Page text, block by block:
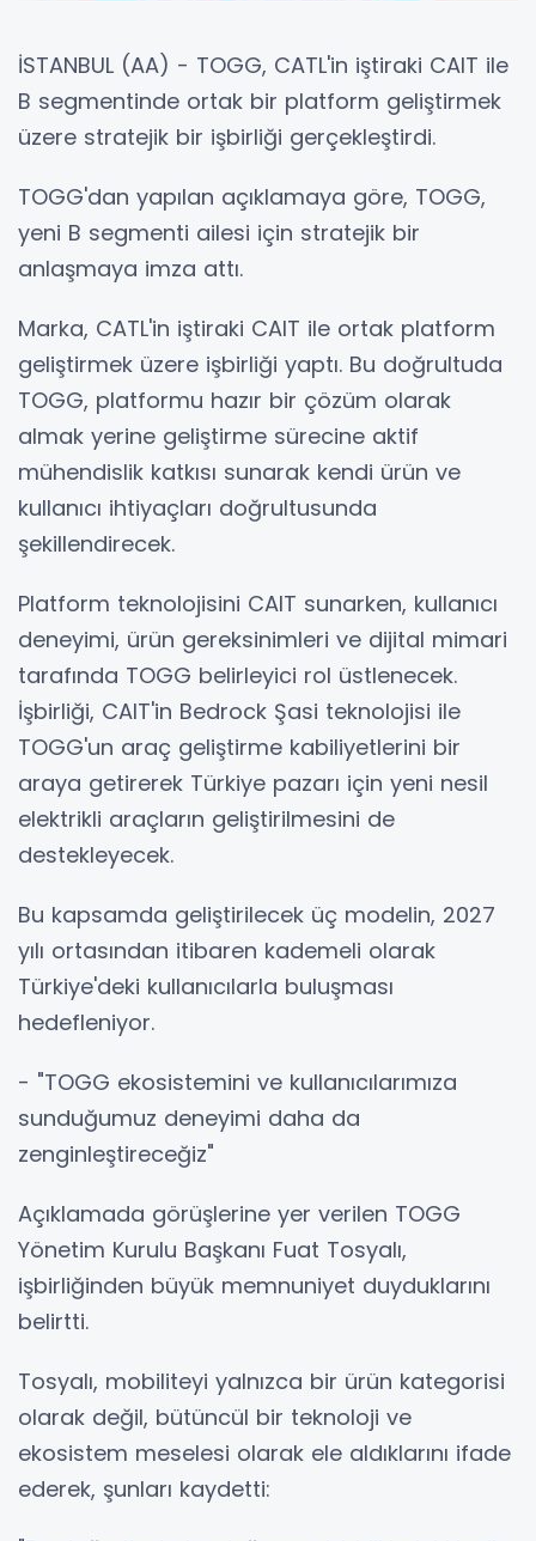
İSTANBUL (AA) - TOGG, CATL'in iştiraki CAIT ile
B segmentinde ortak bir platform geliştirmek
üzere stratejik bir işbirliği gerçekleştirdi.
TOGG'dan yapılan açıklamaya göre, TOGG,
yeni B segmenti ailesi için stratejik bir
anlaşmaya imza attı.
Marka, CATL'in iştiraki CAIT ile ortak platform
geliştirmek üzere işbirliği yaptı. Bu doğrultuda
TOGG, platformu hazır bir çözüm olarak
almak yerine geliştirme sürecine aktif
mühendislik katkısı sunarak kendi ürün ve
kullanıcı ihtiyaçları doğrultusunda
şekillendirecek.
Platform teknolojisini CAIT sunarken, kullanıcı
deneyimi, ürün gereksinimleri ve dijital mimari
tarafında TOGG belirleyici rol üstlenecek.
İşbirliği, CAIT'in Bedrock Şasi teknolojisi ile
TOGG'un araç geliştirme kabiliyetlerini bir
araya getirerek Türkiye pazarı için yeni nesil
elektrikli araçların geliştirilmesini de
destekleyecek.
Bu kapsamda geliştirilecek üç modelin, 2027
yılı ortasından itibaren kademeli olarak
Türkiye'deki kullanıcılarla buluşması
hedefleniyor.
- "TOGG ekosistemini ve kullanıcılarımıza
sunduğumuz deneyimi daha da
zenginleştireceğiz"
Açıklamada görüşlerine yer verilen TOGG
Yönetim Kurulu Başkanı Fuat Tosyalı,
işbirliğinden büyük memnuniyet duyduklarını
belirtti.
Tosyalı, mobiliteyi yalnızca bir ürün kategorisi
olarak değil, bütüncül bir teknoloji ve
ekosistem meselesi olarak ele aldıklarını ifade
ederek, şunları kaydetti: